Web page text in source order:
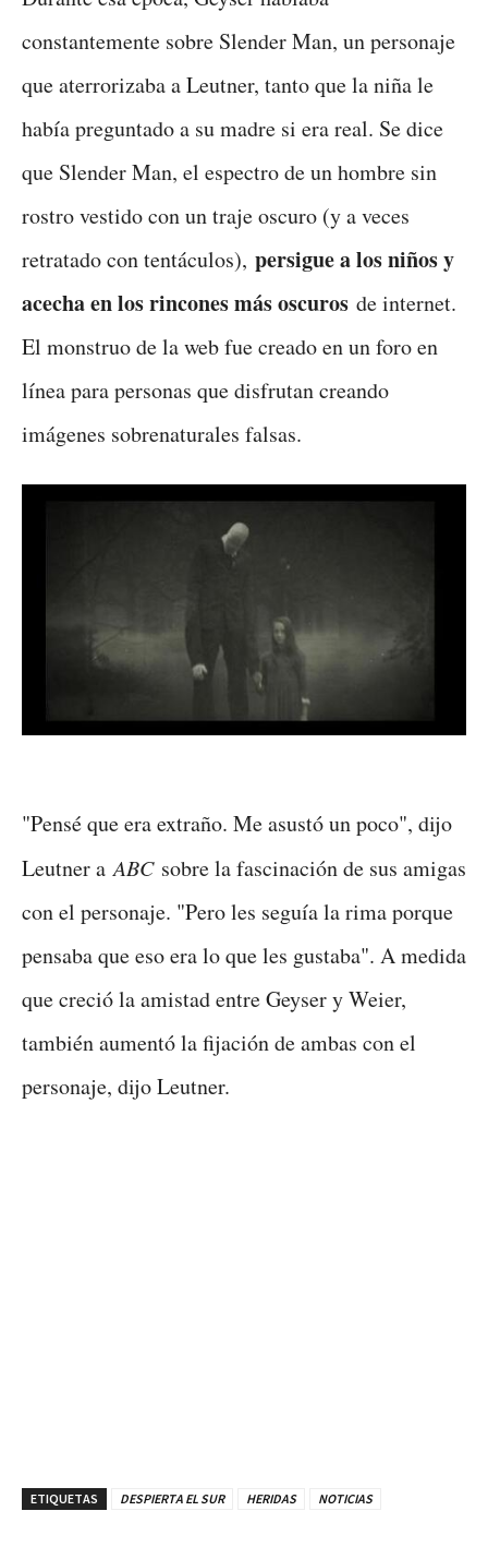
constantemente sobre Slender Man, un personaje
que aterrorizaba a Leutner, tanto que la niña le
había preguntado a su madre si era real. Se dice
que Slender Man, el espectro de un hombre sin
rostro vestido con un traje oscuro (y a veces
retratado con tentáculos), persigue a los niños y
acecha en los rincones más oscuros de internet.
El monstruo de la web fue creado en un foro en
línea para personas que disfrutan creando
imágenes sobrenaturales falsas.
"Pensé que era extraño. Me asustó un poco", dijo
Leutner aABCsobre la fascinación de sus amigas
con el personaje. "Pero les seguía la rima porque
pensaba que eso era lo que les gustaba". A medida
que creció la amistad entre Geyser y Weier,
también aumentó la fijación de ambas con el
personaje, dijo Leutner.
ETIQUETAS DESPIERTA EL SUR HERIDAS NOTICIAS